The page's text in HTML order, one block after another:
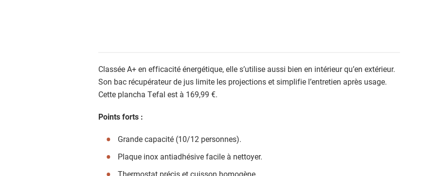
Classée A+ en efficacité énergétique, elle s’utilise aussi bien en intérieur qu’en extérieur.
Son bac récupérateur de jus limite les projections et simplifie l’entretien après usage.
Cette plancha Tefal est à 169,99 €.
Points forts :
Grande capacité (10/12 personnes).
Plaque inox antiadhésive facile à nettoyer.
Thermostat précis et cuisson homogène.